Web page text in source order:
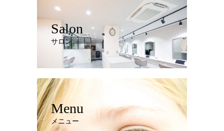
Salon
サロン
Menu
メニュー